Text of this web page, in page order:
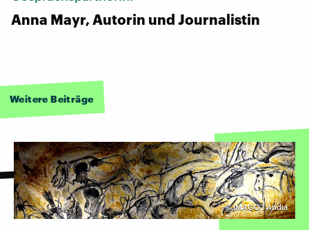
Anna Mayr, Autorin und Journalistin
Weitere Beiträge
©IMAGO I Andia